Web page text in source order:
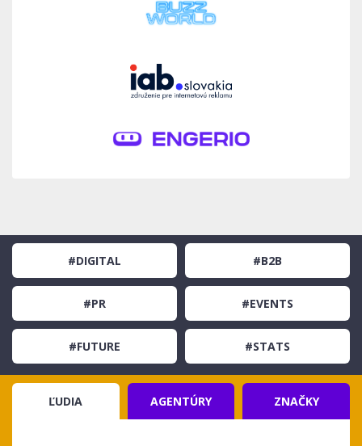
#DIGITAL #B2B
#PR #EVENTS
#FUTURE #STATS
ĽUDIA AGENTÚRY ZNAČKY